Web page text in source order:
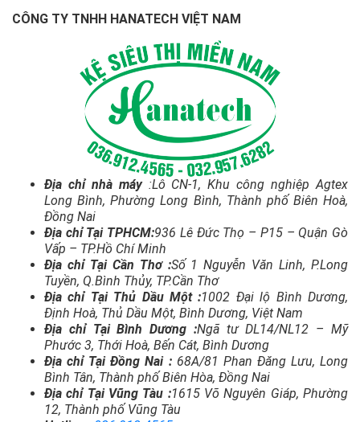
CÔNG TY TNHH HANATECH VIỆT NAM
Địa chỉ nhà máy:Lô CN-1, Khu công nghiệp Agtex
Long Bình, Phường Long Bình, Thành phố Biên Hoà,
Đồng Nai
Địa chỉ Tại TPHCM:936 Lê Đức Thọ – P15 – Quận Gò
Vấp – TP.Hồ Chí Minh
Địa chỉ Tại Cần Thơ :Số 1 Nguyễn Văn Linh, P.Long
Tuyền, Q.Bình Thủy, TP.Cần Thơ
Địa chỉ Tại Thủ Dầu Một :1002 Đại lộ Bình Dương,
Định Hoà, Thủ Dầu Một, Bình Dương, Việt Nam
Địa chỉ Tại Bình Dương :Ngã tư DL14/NL12 – Mỹ
Phước 3, Thới Hoà, Bến Cát, Bình Dương
Địa chỉ Tại Đồng Nai :68A/81 Phan Đăng Lưu, Long
Bình Tân, Thành phố Biên Hòa, Đồng Nai
Địa chỉ Tại Vũng Tàu :1615 Võ Nguyên Giáp, Phường
12, Thành phố Vũng Tàu